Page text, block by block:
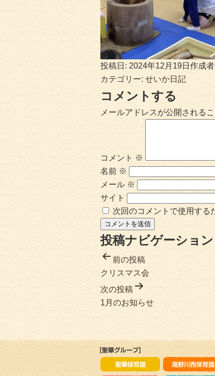
投稿日: 2024年12月19日 作成
カテゴリー: せいか日記
コメントする
メールアドレスが公開される
コメント ※
名前 ※
メール ※
サイト
次回のコメントで使用する
投稿ナビゲーション
前の投稿
クリスマス会
次の投稿
1月のお知らせ